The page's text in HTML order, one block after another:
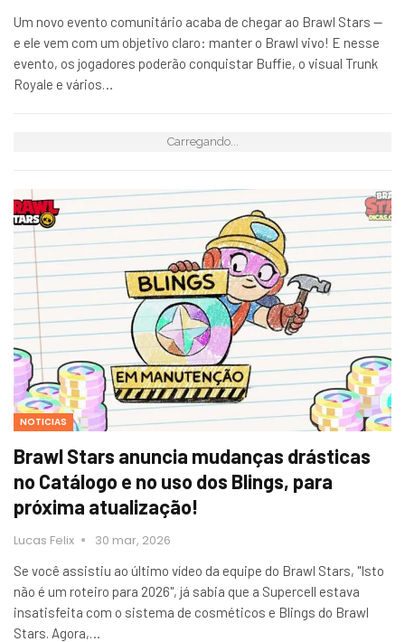
Um novo evento comunitário acaba de chegar ao Brawl Stars —
e ele vem com um objetivo claro: manter o Brawl vivo! E nesse
evento, os jogadores poderão conquistar Buffie, o visual Trunk
Royale e vários…
Carregando...
NOTICIAS
Brawl Stars anuncia mudanças drásticas
no Catálogo e no uso dos Blings, para
próxima atualização!
Lucas Felix 30 mar, 2026
Se você assistiu ao último vídeo da equipe do Brawl Stars, "Isto
não é um roteiro para 2026", já sabia que a Supercell estava
insatisfeita com o sistema de cosméticos e Blings do Brawl
Stars. Agora,…